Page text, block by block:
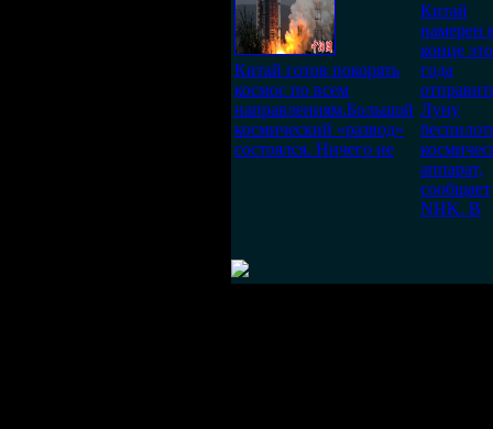
Китай готов покорять
космос по всем
направлениям.Большой
космический «развод»
состоялся. Ничего не
Китай
намерен
конце
года
Луну
аппарат,
сообщает
NHK. В